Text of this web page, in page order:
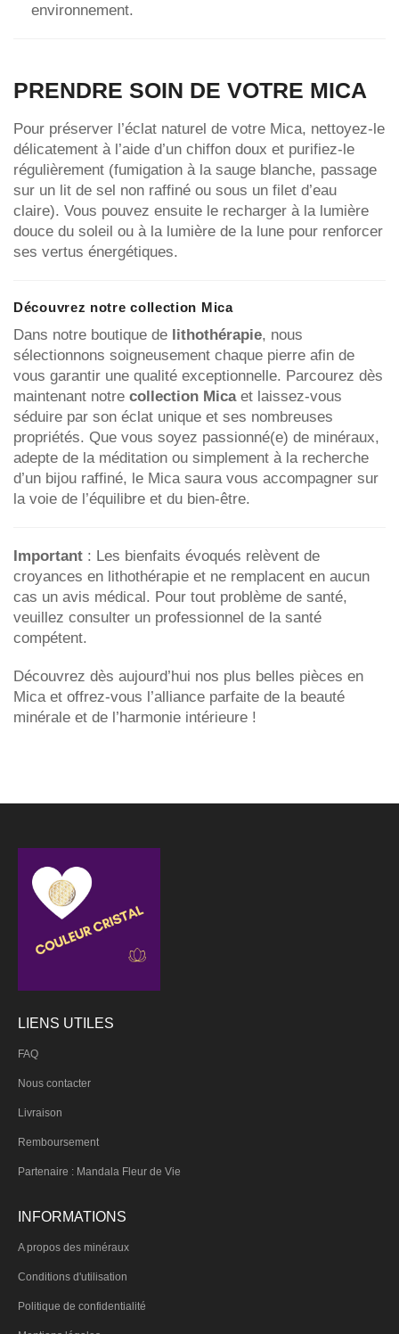
environnement.
PRENDRE SOIN DE VOTRE MICA
Pour préserver l’éclat naturel de votre Mica, nettoyez-le
délicatement à l’aide d’un chiffon doux et purifiez-le
régulièrement (fumigation à la sauge blanche, passage
sur un lit de sel non raffiné ou sous un filet d’eau
claire). Vous pouvez ensuite le recharger à la lumière
douce du soleil ou à la lumière de la lune pour renforcer
ses vertus énergétiques.
Découvrez notre collection Mica
Dans notre boutique de lithothérapie, nous
sélectionnons soigneusement chaque pierre afin de
vous garantir une qualité exceptionnelle. Parcourez dès
maintenant notre collection Micaet laissez-vous
séduire par son éclat unique et ses nombreuses
propriétés. Que vous soyez passionné(e) de minéraux,
adepte de la méditation ou simplement à la recherche
d’un bijou raffiné, le Mica saura vous accompagner sur
la voie de l’équilibre et du bien-être.
Important : Les bienfaits évoqués relèvent de
croyances en lithothérapie et ne remplacent en aucun
cas un avis médical. Pour tout problème de santé,
veuillez consulter un professionnel de la santé
compétent.
Découvrez dès aujourd’hui nos plus belles pièces en
Mica et offrez-vous l’alliance parfaite de la beauté
minérale et de l’harmonie intérieure !
LIENS UTILES
FAQ
Nous contacter
Livraison
Remboursement
Partenaire : Mandala Fleur de Vie
INFORMATIONS
A propos des minéraux
Conditions d'utilisation
Politique de confidentialité